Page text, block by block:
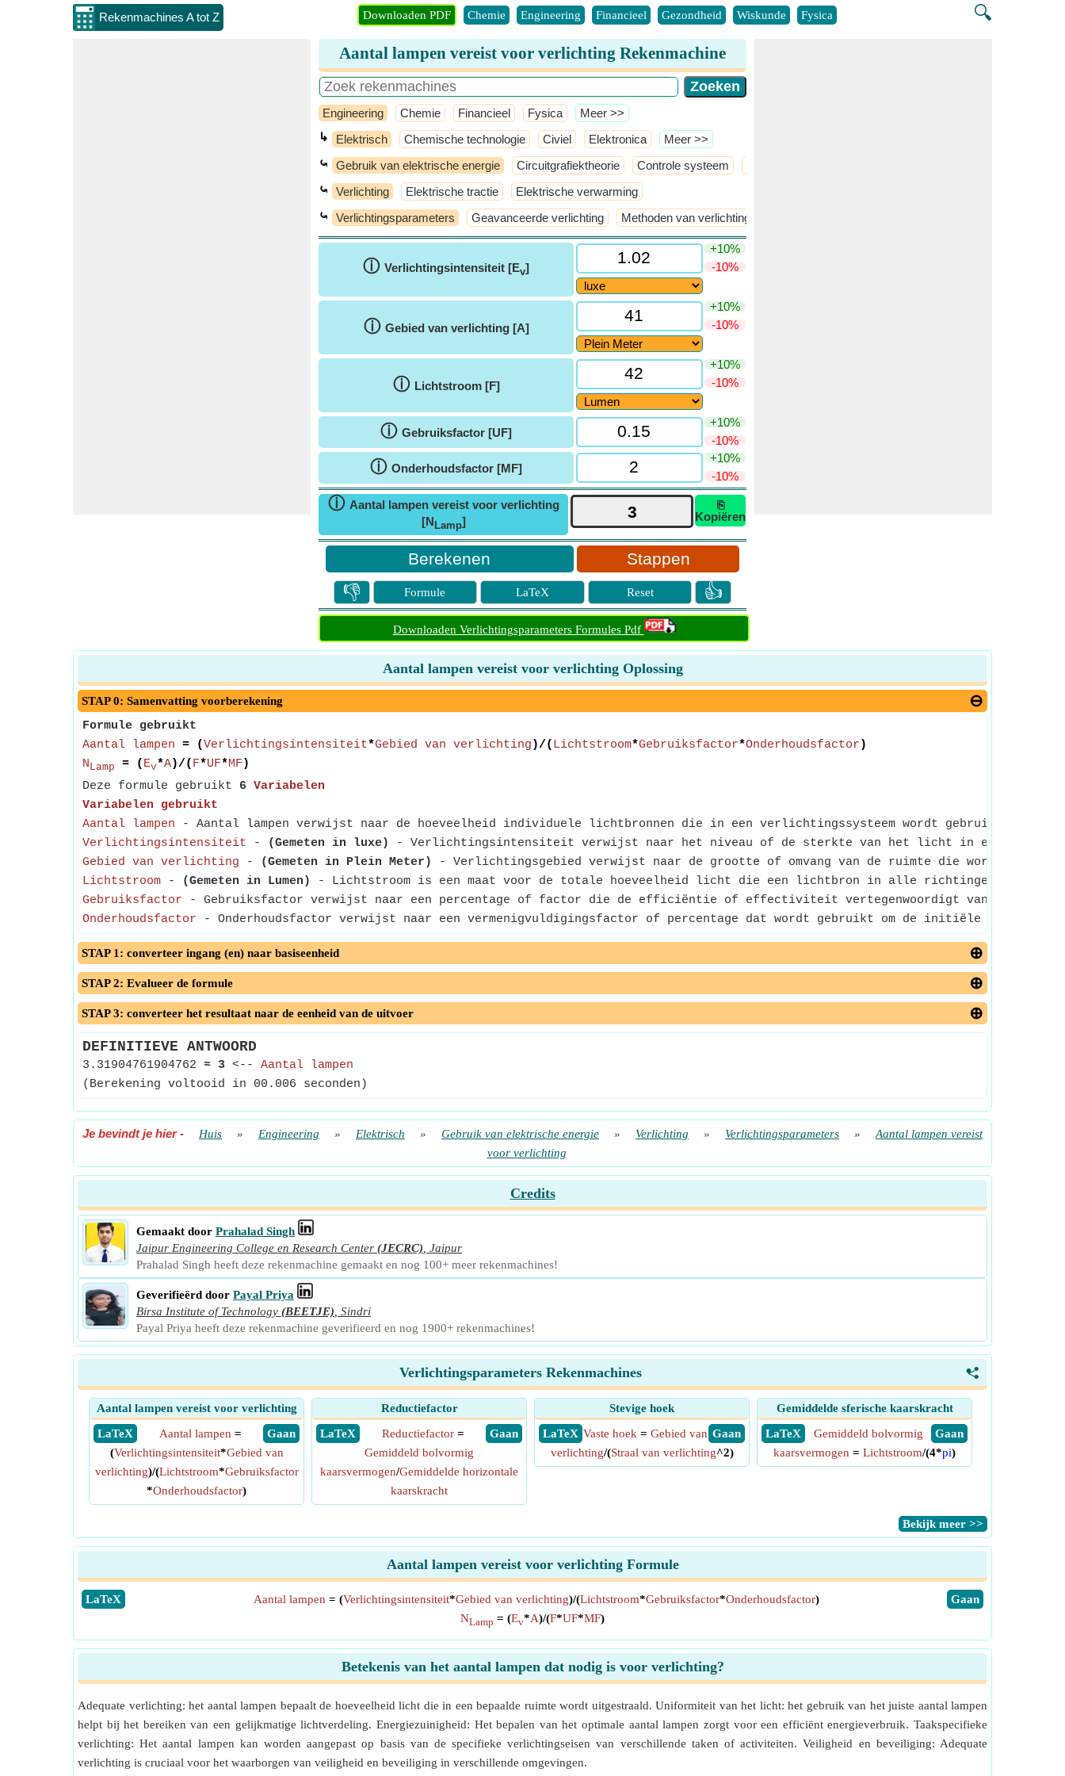
Rekenmachines A tot Z 🔍
Downloaden PDF Chemie Engineering Financieel Gezondheid Wiskunde Fysica
Aantal lampen vereist voor verlichting Rekenmachine
Engineering Chemie Financieel Fysica ​Meer >>
↳ Elektrisch Chemische technologie Civiel Elektronica ​Meer >>
⤿ Gebruik van elektrische energie Circuitgrafiektheorie Controle systeem
⤿ Verlichting Elektrische tractie Elektrische verwarming
⤿ Verlichtingsparameters Geavanceerde verlichting Methoden van verlichting
ⓘ Verlichtingsintensiteit [Ev]
+10%
-10%
ⓘ Gebied van verlichting [A]
+10%
-10%
ⓘ Lichtstroom [F]
+10%
-10%
ⓘ Gebruiksfactor [UF]
+10%
-10%
ⓘ Onderhoudsfactor [MF]
+10%
-10%
ⓘ Aantal lampen vereist voor verlichting
[N Lamp]
⎘
Kopiëren
Stappen
👎 Formule LaTeX Reset 👍
Downloaden Verlichtingsparameters Formules Pdf
Aantal lampen vereist voor verlichting Oplossing
STAP 0: Samenvatting voorberekening
Formule gebruikt
Aantal lampen = (Verlichtingsintensiteit*Gebied van verlichting )/( Lichtstroom*Gebruiksfactor*Onderhoudsfactor )
NLamp = ( Ev*A)/( F*UF*MF )
Deze formule gebruikt 6 Variabelen
Variabelen gebruikt
Aantal lampen - Aantal lampen verwijst naar de hoeveelheid individuele lichtbronnen die in een verlichtingssysteem wordt gebruikt. Het
Verlichtingsintensiteit - (Gemeten in luxe)
- Verlichtingsintensiteit verwijst naar het niveau of de sterkte van het licht in een bepaald
Gebied van verlichting - (Gemeten in Plein Meter)
- Verlichtingsgebied verwijst naar de grootte of omvang van de ruimte die wordt
Lichtstroom - (Gemeten in Lumen)
- Lichtstroom is een maat voor de totale hoeveelheid licht die een lichtbron in alle richtingen
Gebruiksfactor - Gebruiksfactor verwijst naar een percentage of factor die de efficiëntie of effectiviteit vertegenwoordigt van een
Onderhoudsfactor - Onderhoudsfactor verwijst naar een vermenigvuldigingsfactor of percentage dat wordt gebruikt om de initiële
STAP 1: converteer ingang (en) naar basiseenheid
STAP 2: Evalueer de formule
STAP 3: converteer het resultaat naar de eenheid van de uitvoer
DEFINITIEVE ANTWOORD
3.31904761904762 ≈ 3 <-- Aantal lampen
(Berekening voltooid in 00.006 seconden)
Je bevindt je hier- Huis » Engineering » Elektrisch » Gebruik van elektrische energie » Verlichting » Verlichtingsparameters »
Aantal lampen vereist
voor verlichting
Credits
Gemaakt door Prahalad Singh
Jaipur Engineering College en Research Center (JECRC) Jaipur
Prahalad Singh heeft deze rekenmachine gemaakt en nog 100+ meer rekenmachines!
Geverifieërd door Payal Priya
Birsa Institute of Technology (BEETJE) Sindri
Payal Priya heeft deze rekenmachine geverifieerd en nog 1900+ rekenmachines!
<
Verlichtingsparameters Rekenmachines
Aantal lampen vereist voor verlichting
​ LaTeX
​ Gaan
Aantal lampen =
(Verlichtingsintensiteit*Gebied van
verlichting)/(Lichtstroom*Gebruiksfactor
*Onderhoudsfactor)
Reductiefactor
​ LaTeX
​ Gaan
Reductiefactor=
Gemiddeld bolvormig
kaarsvermogen/Gemiddelde horizontale
kaarskracht
Stevige hoek
​ LaTeX
​ Gaan
Vaste hoek = Gebied van
verlichting/(Straal van verlichting^2)
Gemiddelde sferische kaarskracht
​ LaTeX
​ Gaan
Gemiddeld bolvormig
kaarsvermogen = Lichtstroom/(4*pi)
​Bekijk meer >>
Aantal lampen vereist voor verlichting Formule
​LaTeX ​Gaan
Aantal lampen = (Verlichtingsintensiteit*Gebied van verlichting)/(Lichtstroom*Gebruiksfactor*Onderhoudsfactor)
NLamp = (Ev*A)/(F*UF*MF)
Betekenis van het aantal lampen dat nodig is voor verlichting?
Adequate verlichting: het aantal lampen bepaalt de hoeveelheid licht die in een bepaalde ruimte wordt uitgestraald. Uniformiteit van het licht: het gebruik van het juiste aantal lampen
helpt bij het bereiken van een gelijkmatige lichtverdeling. Energiezuinigheid: Het bepalen van het optimale aantal lampen zorgt voor een efficiënt energieverbruik. Taakspecifieke
verlichting: Het aantal lampen kan worden aangepast op basis van de specifieke verlichtingseisen van verschillende taken of activiteiten. Veiligheid en beveiliging: Adequate
verlichting is cruciaal voor het waarborgen van veiligheid en beveiliging in verschillende omgevingen.